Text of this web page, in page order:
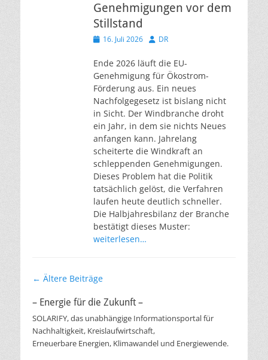
Genehmigungen vor dem
Stillstand
Veröffentlicht
16. Juli 2026 Autor
DR
Ende 2026 läuft die EU-
Genehmigung für Ökostrom-
Förderung aus. Ein neues
Nachfolgegesetz ist bislang nicht
in Sicht. Der Windbranche droht
ein Jahr, in dem sie nichts Neues
anfangen kann. Jahrelang
scheiterte die Windkraft an
schleppenden Genehmigungen.
Dieses Problem hat die Politik
tatsächlich gelöst, die Verfahren
laufen heute deutlich schneller.
Die Halbjahresbilanz der Branche
bestätigt dieses Muster:
weiterlesen…
Beitragsnavigation
← Ältere Beiträge
– Energie für die Zukunft –
SOLARIFY, das unabhängige Informationsportal für
Nachhaltigkeit, Kreislaufwirtschaft,
Erneuerbare Energien, Klimawandel und Energiewende.